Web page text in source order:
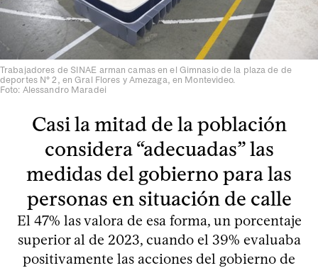
Trabajadores de SINAE arman camas en el Gimnasio de la plaza de de
deportes N° 2, en Gral Flores y Amezaga, en Montevideo.
Foto: Alessandro Maradei
Casi la mitad de la población
considera “adecuadas” las
medidas del gobierno para las
personas en situación de calle
El 47% las valora de esa forma, un porcentaje
superior al de 2023, cuando el 39% evaluaba
positivamente las acciones del gobierno de